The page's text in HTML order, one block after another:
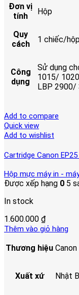
Đơn vị
tính
Hộp
Quy
cách
1 chiếc/
Công
dụng
Sử dụng
1015/
LBP 2900/
Add to compare
Quick view
Add to wishlist
Cartridge Canon
Hộp mực máy in -
Được xếp hạng 0 5
In stock
1.600.000 ₫
Thêm vào giỏ hàng
Thương hiệu Canon
Xuất xứ Nhật